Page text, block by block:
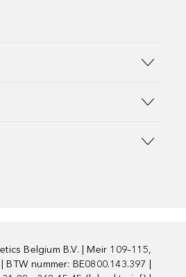
Belgium B.V. | Meir 109–115,
nummer: BE0800.143.397 |